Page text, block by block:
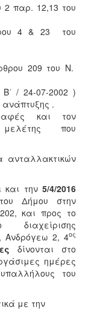
2 παρ. 12,13 του
4 & 23 του
209 του Ν.
/ 24-07-2002 )
.
και τον
που
και την 5/4/2016
Δήμου στην
και προς το
διαχείρισης
Ανδρόγεω 2, 4ος
δίνονται στο
ημέρες
του
με την